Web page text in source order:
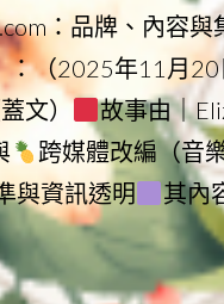
：品牌、內容與
：（2025年11月
文）
故事由｜
跨媒體改編（音
與資訊透明
其內